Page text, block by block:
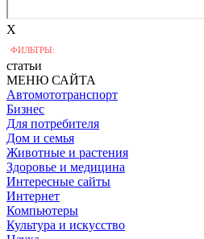
X
ФИЛЬТРЫ:
статьи
МЕНЮ САЙТА
Автомототранспорт
Бизнес
Для потребителя
Дом и семья
Животные и растения
Здоровье и медицина
Интересные сайты
Интернет
Компьютеры
Культура и искусство